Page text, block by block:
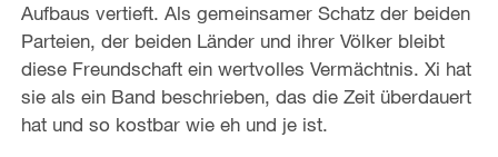
Aufbaus vertieft. Als gemeinsamer Schatz der beiden
Parteien, der beiden Länder und ihrer Völker bleibt
diese Freundschaft ein wertvolles Vermächtnis. Xi hat
sie als ein Band beschrieben, das die Zeit überdauert
hat und so kostbar wie eh und je ist.